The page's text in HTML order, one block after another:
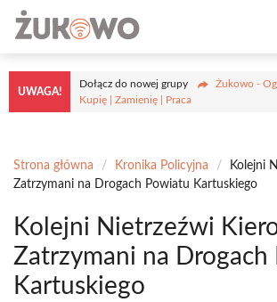
Przejdź
treści
UWAGA!
Dołącz do nowej grupy
Żukowo -
Kupię | Zamienię | Praca
Strona główna / Kronika Policyjna /
Kolejni
Zatrzymani na Drogach Powiatu Kartuskiego
Kolejni Nietrzeźwi
Zatrzymani na Drogach
Kartuskiego